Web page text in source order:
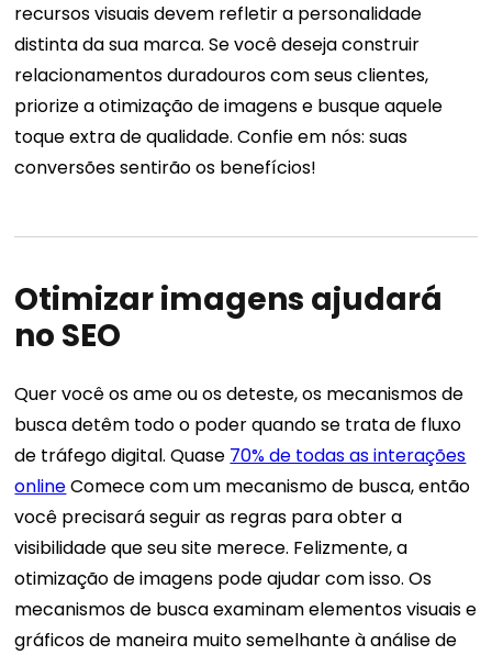
recursos visuais devem refletir a personalidade
distinta da sua marca. Se você deseja construir
relacionamentos duradouros com seus clientes,
priorize a otimização de imagens e busque aquele
toque extra de qualidade. Confie em nós: suas
conversões sentirão os benefícios!
Otimizar imagens ajudará
no SEO
Quer você os ame ou os deteste, os mecanismos de
busca detêm todo o poder quando se trata de fluxo
de tráfego digital. Quase 70% de todas as interações
onlineComece com um mecanismo de busca, então
você precisará seguir as regras para obter a
visibilidade que seu site merece. Felizmente, a
otimização de imagens pode ajudar com isso. Os
mecanismos de busca examinam elementos visuais e
gráficos de maneira muito semelhante à análise de